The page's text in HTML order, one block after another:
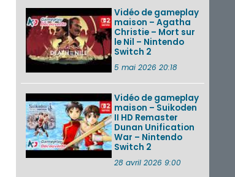
Vidéo de gameplay
maison – Agatha
Christie – Mort sur
le Nil – Nintendo
Switch 2
5 mai 2026 20:18
Vidéo de gameplay
maison – Suikoden
II HD Remaster
Dunan Unification
War – Nintendo
Switch 2
28 avril 2026 9:00